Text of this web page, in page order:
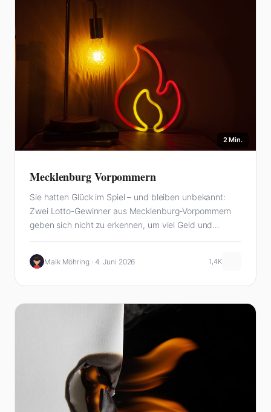
2 Min.
Mecklenburg Vorpommern
Sie hatten Glück im Spiel – und bleiben unbekannt:
Zwei Lotto-Gewinner aus Mecklenburg-Vorpommern
geben sich nicht zu erkennen, um viel Geld und…
Maik Möhring · 4. Juni 2026 1,4K